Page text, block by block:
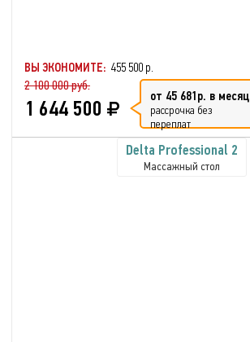
ВЫ ЭКОНОМИТЕ: 455 500 р.
2 100 000 руб.
1 644 500 от 45 681р. в месяц
рассрочка без
переплат
Delta Professional 2
Массажный стол